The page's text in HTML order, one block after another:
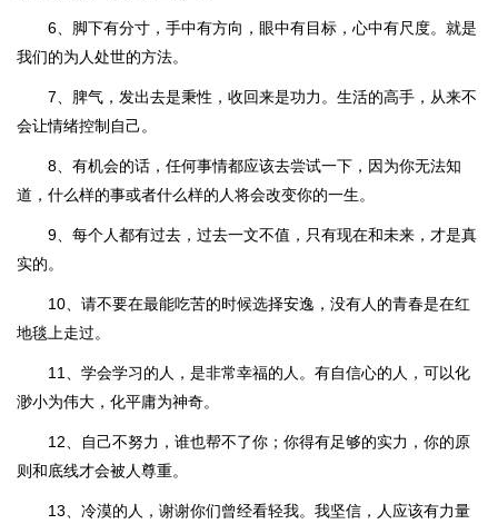
6、脚下有分寸，手中有方向，眼中有目标，心中有尺度。就是
我们的为人处世的方法。
7、脾气，发出去是秉性，收回来是功力。生活的高手，从来不
会让情绪控制自己。
8、有机会的话，任何事情都应该去尝试一下，因为你无法知
道，什么样的事或者什么样的人将会改变你的一生。
9、每个人都有过去，过去一文不值，只有现在和未来，才是真
实的。
10、请不要在最能吃苦的时候选择安逸，没有人的青春是在红
地毯上走过。
11、学会学习的人，是非常幸福的人。有自信心的人，可以化
渺小为伟大，化平庸为神奇。
12、自己不努力，谁也帮不了你；你得有足够的实力，你的原
则和底线才会被人尊重。
13、冷漠的人，谢谢你们曾经看轻我。我坚信，人应该有力量